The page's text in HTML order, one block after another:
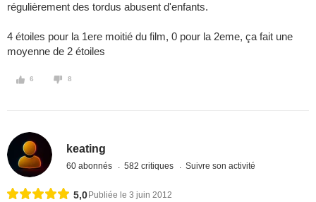
régulièrement des tordus abusent d'enfants.
4 étoiles pour la 1ere moitié du film, 0 pour la 2eme, ça fait une
moyenne de 2 étoiles
6 8
keating
60 abonnés 582 critiques Suivre son activité
5,0 Publiée le 3 juin 2012